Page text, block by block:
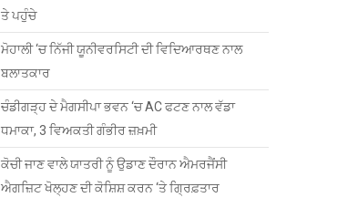
ਤੇ ਪਹੁੰਚੇ
ਮੋਹਾਲੀ ‘ਚ ਨਿੱਜੀ ਯੂਨੀਵਰਸਿਟੀ ਦੀ ਵਿਦਿਆਰਥਣ ਨਾਲ
ਬਲਾਤਕਾਰ
ਚੰਡੀਗੜ੍ਹ ਦੇ ਮੈਗਸੀਪਾ ਭਵਨ ‘ਚ AC ਫਟਣ ਨਾਲ ਵੱਡਾ
ਧਮਾਕਾ, 3 ਵਿਅਕਤੀ ਗੰਭੀਰ ਜ਼ਖ਼ਮੀ
ਕੋਚੀ ਜਾਣ ਵਾਲੇ ਯਾਤਰੀ ਨੂੰ ਉਡਾਣ ਦੌਰਾਨ ਐਮਰਜੈਂਸੀ
ਐਗਜ਼ਿਟ ਖੋਲ੍ਹਣ ਦੀ ਕੋਸ਼ਿਸ਼ ਕਰਨ ‘ਤੇ ਗ੍ਰਿਫ਼ਤਾਰ